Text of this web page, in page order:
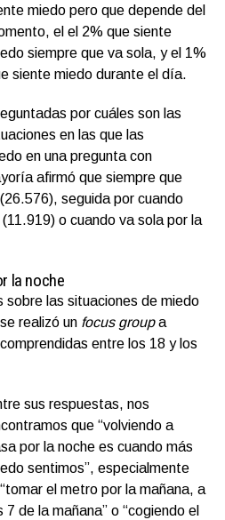
miedo pero que depende del
el el 2% que siente
siempre que va sola, y el 1%
siente miedo durante el día.
por cuáles son las
en las que las
en una pregunta con
afirmó que siempre que
seguida por cuando
o cuando va sola por la
la noche
sobre las situaciones de miedo
realizó un focus groupa
entre los 18 y los
sus respuestas, nos
que “volviendo a
por la noche es cuando más
sentimos”, especialmente
el metro por la mañana, a
7 de la mañana” o “cogiendo el